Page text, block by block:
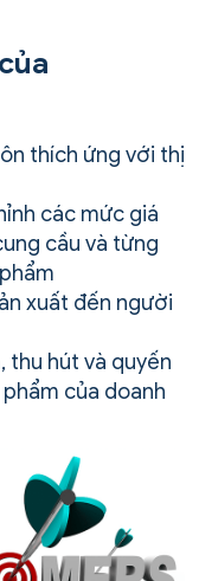
thích ứng với thị
các mức giá
cầu và từng
xuất đến người
thu hút và quyến
của doanh